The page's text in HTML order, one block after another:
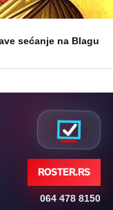
sećanje na Blagu
ROSTER.RS
064 478 8150